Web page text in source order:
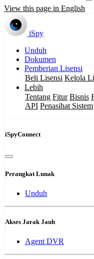
View this page in English
iSpy
Unduh
Dokumen
Pemberian Lisensi
Beli Lisensi Kelola
Lebih
Tentang Fitur Bisnis
API Penasihat Sistem
iSpyConnect
Perangkat Lunak
Unduh
Akses Jarak Jauh
Agent DVR